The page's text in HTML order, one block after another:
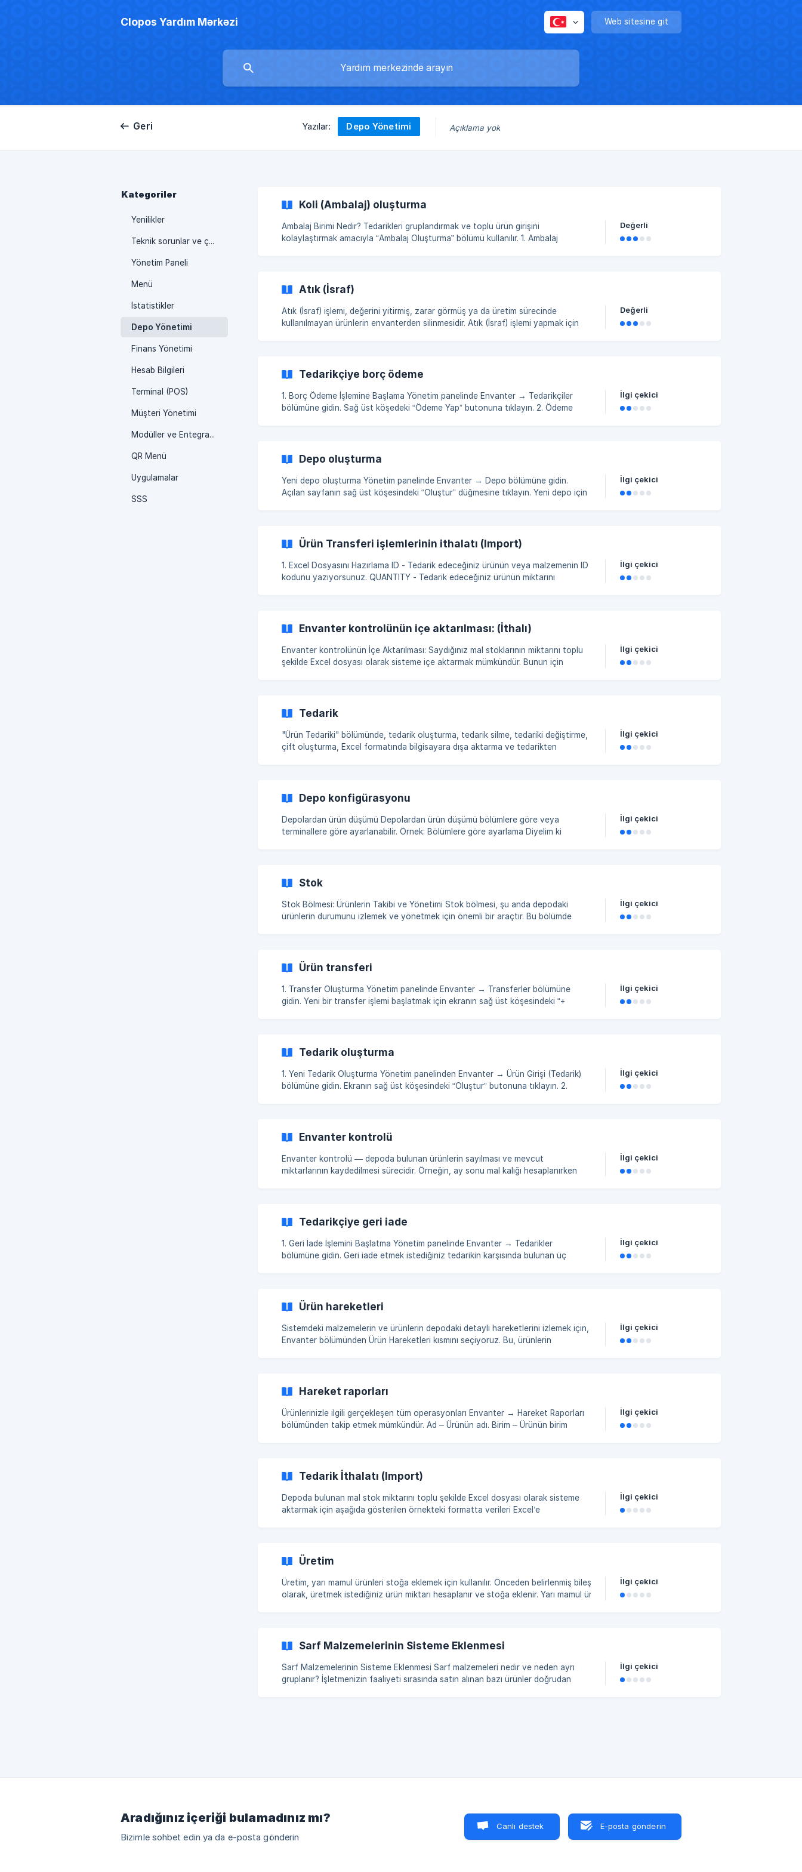
Clopos Yardım Mərkəzi Web sitesine git
Geri Yazılar: Depo Yönetimi Açıklama yok
Kategoriler
Yenilikler
Teknik sorunlar ve çözümleri
Yönetim Paneli
Menü
İstatistikler
Depo Yönetimi
Finans Yönetimi
Hesab Bilgileri
Terminal (POS)
Müşteri Yönetimi
Modüller ve Entegrasyonlar
QR Menü
Uygulamalar
SSS
Koli (Ambalaj) oluşturma
Ambalaj Birimi Nedir? Tedarikleri gruplandırmak ve toplu ürün girişini
kolaylaştırmak amacıyla “Ambalaj Oluşturma” bölümü kullanılır. 1. Ambalaj
Değerli
Atık (İsraf)
Atık (İsraf) işlemi, değerini yitirmiş, zarar görmüş ya da üretim sürecinde
kullanılmayan ürünlerin envanterden silinmesidir. Atık (İsraf) işlemi yapmak için
yapılırken kullanılacak ve sistemde kaydedi
Değerli
Tedarikçiye borç ödeme
1. Borç Ödeme İşlemine Başlama Yönetim panelinde Envanter → Tedarikçiler
bölümüne gidin. Sağ üst köşedeki “Ödeme Yap” butonuna tıklayın. 2. Ödeme
İlgi çekici
Depo oluşturma
Yeni depo oluşturma Yönetim panelinde Envanter → Depo bölümüne gidin.
Açılan sayfanın sağ üst köşesindeki “Oluştur” düğmesine tıklayın. Yeni depo için
İlgi çekici
Ürün Transferi işlemlerinin ithalatı (Import)
1. Excel Dosyasını Hazırlama ID - Tedarik edeceğiniz ürünün veya malzemenin ID
kodunu yazıyorsunuz. QUANTITY - Tedarik edeceğiniz ürünün miktarını
İlgi çekici
Envanter kontrolünün içe aktarılması: (İthalı)
Envanter kontrolünün İçe Aktarılması: Saydığınız mal stoklarının miktarını toplu
şekilde Excel dosyası olarak sisteme içe aktarmak mümkündür. Bunun için
dışa aktararak bilgisayara yüklüyoruz. Yüklenen Excel dosyasında bazı bölümler
İlgi çekici
Tedarik
"Ürün Tedariki" bölümünde, tedarik oluşturma, tedarik silme, tedariki değiştirme,
çift oluşturma, Excel formatında bilgisayara dışa aktarma ve tedarikten
İlgi çekici
Depo konfigürasyonu
Depolardan ürün düşümü Depolardan ürün düşümü bölümlere göre veya
terminallere göre ayarlanabilir. Örnek: Bölümlere göre ayarlama Diyelim ki
oluşturulduğunda, ürünler yalnızca Mutfak deposundan düşer
İlgi çekici
Stok
Stok Bölmesi: Ürünlerin Takibi ve Yönetimi Stok bölmesi, şu anda depodaki
ürünlerin durumunu izlemek ve yönetmek için önemli bir araçtır. Bu bölümde
alabilirsiniz. Ürünlerin sıralanması için ****Mikta
İlgi çekici
Ürün transferi
1. Transfer Oluşturma Yönetim panelinde Envanter → Transferler bölümüne
gidin. Yeni bir transfer işlemi başlatmak için ekranın sağ üst köşesindeki “+
İlgi çekici
Tedarik oluşturma
1. Yeni Tedarik Oluşturma Yönetim panelinden Envanter → Ürün Girişi (Tedarik)
bölümüne gidin. Ekranın sağ üst köşesindeki “Oluştur” butonuna tıklayın. 2.
İlgi çekici
Envanter kontrolü
Envanter kontrolü — depoda bulunan ürünlerin sayılması ve mevcut
miktarlarının kaydedilmesi sürecidir. Örneğin, ay sonu mal kalığı hesaplanırken
kontrolü Bölümü – Genel Bilgilendirme Envanter sürecini takip etmek için
****Envanter → Envanter kontro
İlgi çekici
Tedarikçiye geri iade
1. Geri İade İşlemini Başlatma Yönetim panelinde Envanter → Tedarikler
bölümüne gidin. Geri iade etmek istediğiniz tedarikin karşısında bulunan üç
İlgi çekici
Ürün hareketleri
Sistemdeki malzemelerin ve ürünlerin depodaki detaylı hareketlerini izlemek için,
Envanter bölümünden Ürün Hareketleri kısmını seçiyoruz. Bu, ürünlerin
İlgi çekici
Hareket raporları
Ürünlerinizle ilgili gerçekleşen tüm operasyonları Envanter → Hareket Raporları
bölümünden takip etmek mümkündür. Ad – Ürünün adı. Birim – Ürünün birim
İlgi çekici
Tedarik İthalatı (Import)
Depoda bulunan mal stok miktarını toplu şekilde Excel dosyası olarak sisteme
aktarmak için aşağıda gösterilen örnekteki formatta verileri Excel’e
İlgi çekici
Üretim
Üretim, yarı mamul ürünleri stoğa eklemek için kullanılır. Önceden belirlenmiş bileşime dayalı
olarak, üretmek istediğiniz ürün miktarı hesaplanır ve stoğa eklenir. Yarı mamul üretmek için
İlgi çekici
Sarf Malzemelerinin Sisteme Eklenmesi
Sarf Malzemelerinin Sisteme Eklenmesi Sarf malzemeleri nedir ve neden ayrı
gruplanır? İşletmenizin faaliyeti sırasında satın alınan bazı ürünler doğrudan
İlgi çekici
Aradığınız içeriği bulamadınız mı?
Bizimle sohbet edin ya da e-posta gönderin
Canlı destek E-posta gönderin